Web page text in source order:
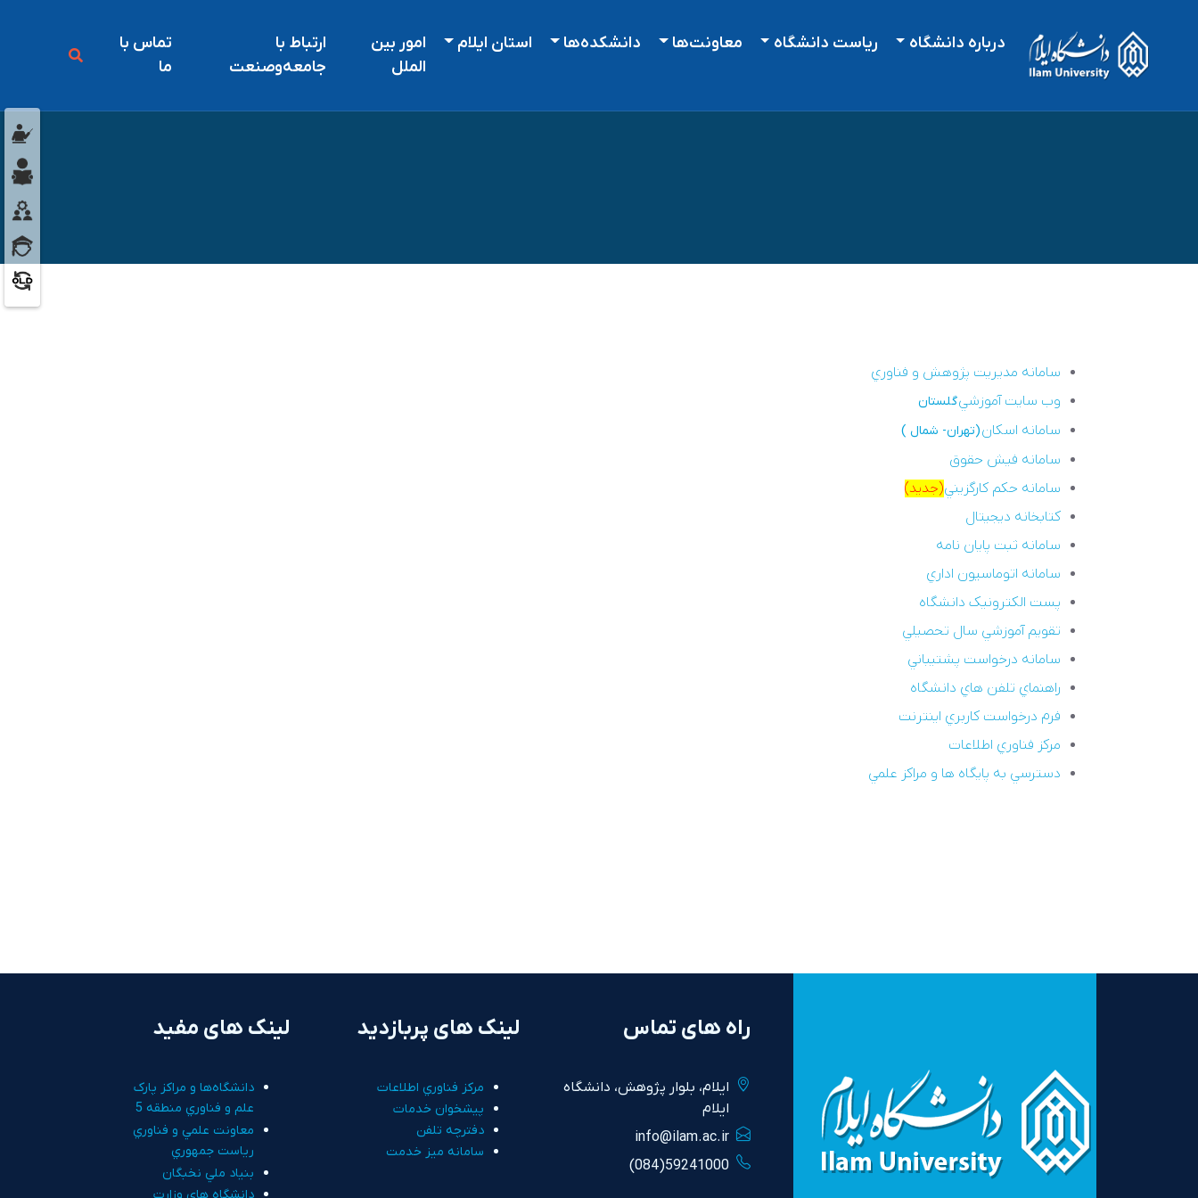
درباره دانشگاه ریاست دانشگاه معاونت‌ها دانشکده‌ها استان ایلام
امور بين
الملل
ارتباط با
جامعه‌و‌صنعت
تماس با
ما
سامانه مديريت پژوهش و فناوري
وب سايت آموزشيگلستان
سامانه اسکان(تهران- شمال )
سامانه فيش حقوق
سامانه حکم کارگزيني(جديد)
کتابخانه ديجيتال
سامانه ثبت پايان نامه
سامانه اتوماسيون اداري
پست الکترونيک دانشگاه
تقويم آموزشي سال تحصيلي
سامانه درخواست پشتيباني
راهنماي تلفن هاي دانشگاه
فرم درخواست کاربري اينترنت
مرکز فناوري اطلاعات
دسترسي به پايگاه ها و مراکز علمي
راه های تماس
ايلام، بلوار پژوهش، دانشگاه
ايلام
info@ilam.ac.ir
59241000(084)
لینک های پربازدید
مرکز فناوري اطلاعات
پيشخوان خدمات
دفترچه تلفن
سامانه ميز خدمت
لینک های مفید
دانشگاه‌ها و مراکز پارک
علم و فناوري منطقه 5
معاونت علمي و فناوري
رياست جمهوري
بنياد ملي نخبگان